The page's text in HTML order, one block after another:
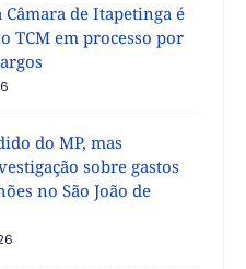
Câmara de Itapetinga é
TCM em processo por
do MP, mas
sobre gastos
no São João de